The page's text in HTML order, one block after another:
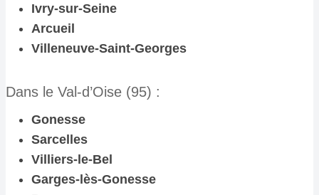
Ivry-sur-Seine
Arcueil
Villeneuve-Saint-Georges
Dans le Val-d’Oise (95) :
Gonesse
Sarcelles
Villiers-le-Bel
Garges-lès-Gonesse